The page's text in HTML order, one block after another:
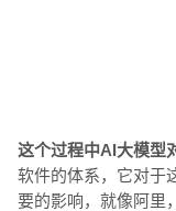
这个过程中AI大模型
软件的体系，它对于
要的影响，就像阿里